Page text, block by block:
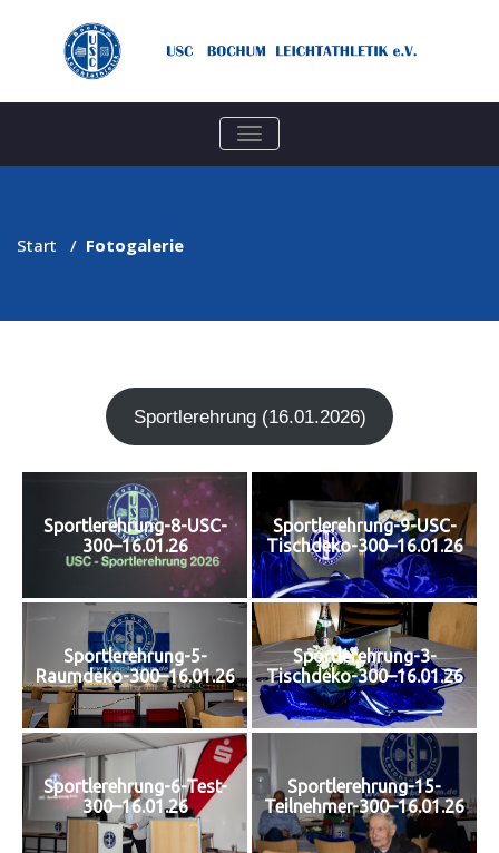
TOGGLE
NAVIGATION
Start / Fotogalerie
Sport­ler­eh­rung (16.01.2026)
Sportlerehrung-8-USC-
300–16.01.26
Sportlerehrung-9-USC-
Tischdeko-300–16.01.26
Sportlerehrung-5-
Raumdeko-300–16.01.26
Sportlerehrung-3-
Tischdeko-300–16.01.26
Sportlerehrung-6-Test-
300–16.01.26
Sportlerehrung-15-
Teilnehmer-300–16.01.26